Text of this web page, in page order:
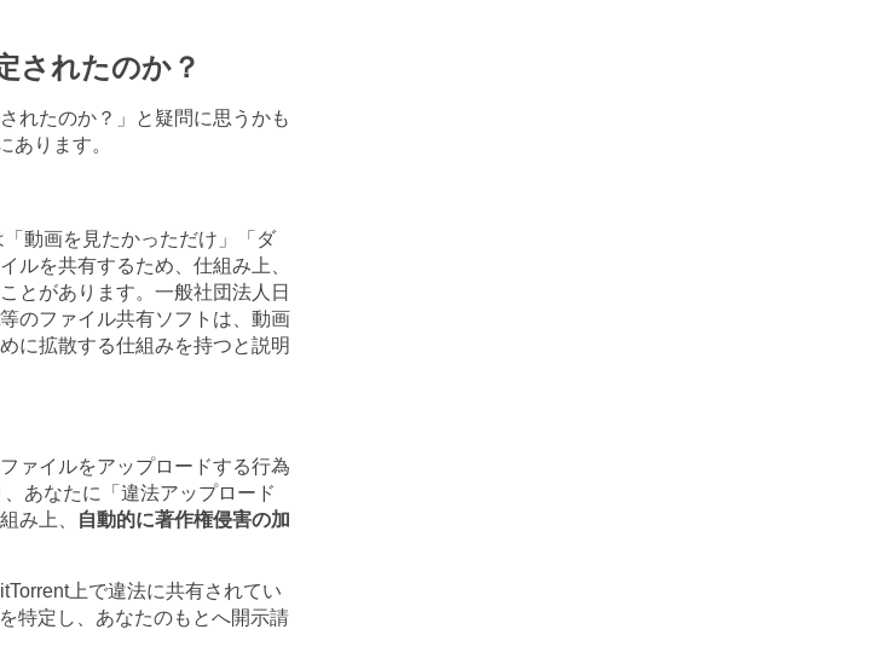
されたのか？
れたのか？」と疑問に思うかも
あります。
動画を見たかっただけ」「ダ
ルを共有するため、仕組み上、
とがあります。一般社団法人日
等のファイル共有ソフトは、動画
に拡散する仕組みを持つと説明
ァイルをアップロードする行為
あなたに「違法アップロード
み上、
自動的に著作権侵害の加
上で違法に共有されてい
特定し、あなたのもとへ開示請